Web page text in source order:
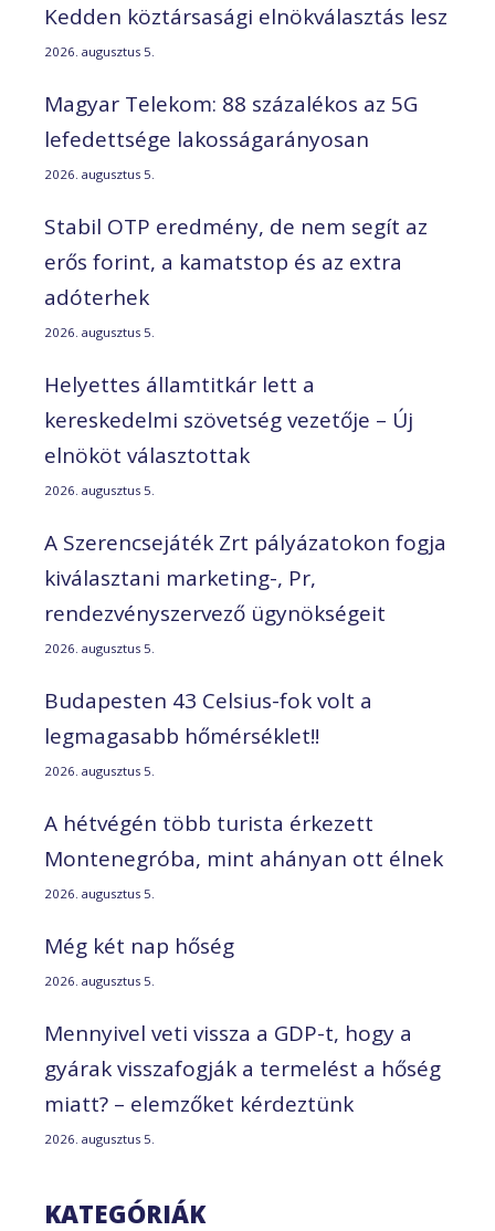
Kedden köztársasági elnökválasztás lesz
2026. augusztus 5.
Magyar Telekom: 88 százalékos az 5G
lefedettsége lakosságarányosan
2026. augusztus 5.
Stabil OTP eredmény, de nem segít az
erős forint, a kamatstop és az extra
adóterhek
2026. augusztus 5.
Helyettes államtitkár lett a
kereskedelmi szövetség vezetője – Új
elnököt választottak
2026. augusztus 5.
A Szerencsejáték Zrt pályázatokon fogja
kiválasztani marketing-, Pr,
rendezvényszervező ügynökségeit
2026. augusztus 5.
Budapesten 43 Celsius-fok volt a
legmagasabb hőmérséklet!!
2026. augusztus 5.
A hétvégén több turista érkezett
Montenegróba, mint ahányan ott élnek
2026. augusztus 5.
Még két nap hőség
2026. augusztus 5.
Mennyivel veti vissza a GDP-t, hogy a
gyárak visszafogják a termelést a hőség
miatt? – elemzőket kérdeztünk
2026. augusztus 5.
KATEGÓRIÁK